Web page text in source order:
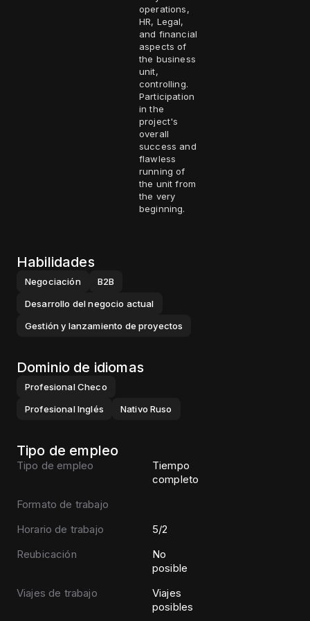
operations,
HR, Legal,
and financial
aspects of
the business
unit,
controlling.
Participation
in the
project's
overall
success and
flawless
running of
the unit from
the very
beginning.
Habilidades
Negociación
B2B
Desarrollo del negocio actual
Gestión y lanzamiento de proyectos
Dominio de idiomas
Profesional Checo
Profesional Inglés Nativo Ruso
Tipo de empleo
Tipo de empleo
Tiempo
completo
Formato de trabajo
Horario de trabajo
5/2
Reubicación
No
posible
Viajes de trabajo
Viajes
posibles